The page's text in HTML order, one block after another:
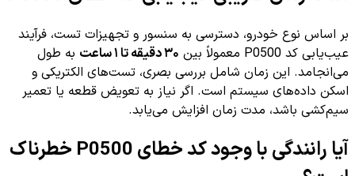
بر اساس نوع خودرو، دسترسی به سنسور و تجهیزات تست، فرآیند
عیب‌یابی کد P0500 معمولاً بین
۳۰ دقیقه تا ۱ ساعت
به طول
می‌انجامد. این زمان شامل بررسی بصری، تست‌های الکتریکی و
اسکن داده‌های سیستم است. اگر نیاز به تعویض قطعه یا تعمیر
سیم‌کشی باشد، مدت زمان افزایش می‌یابد.
آیا رانندگی با وجود کد خطای P0500 خطرناک